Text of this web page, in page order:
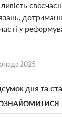
у
2025
дня та